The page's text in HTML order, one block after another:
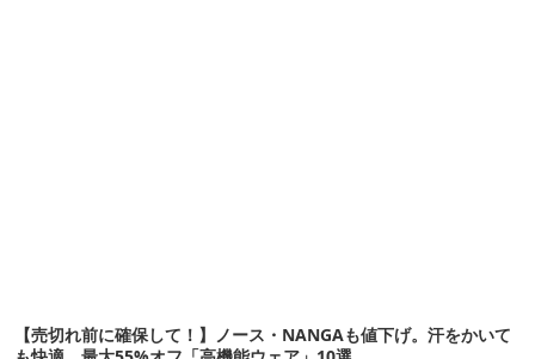
【売切れ前に確保して！】ノース・NANGAも値下げ。汗をかいて